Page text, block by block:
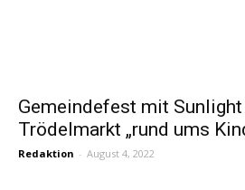
Gemeindefest mit
Trödelmarkt „rund ums
Redaktion - August 4, 2022